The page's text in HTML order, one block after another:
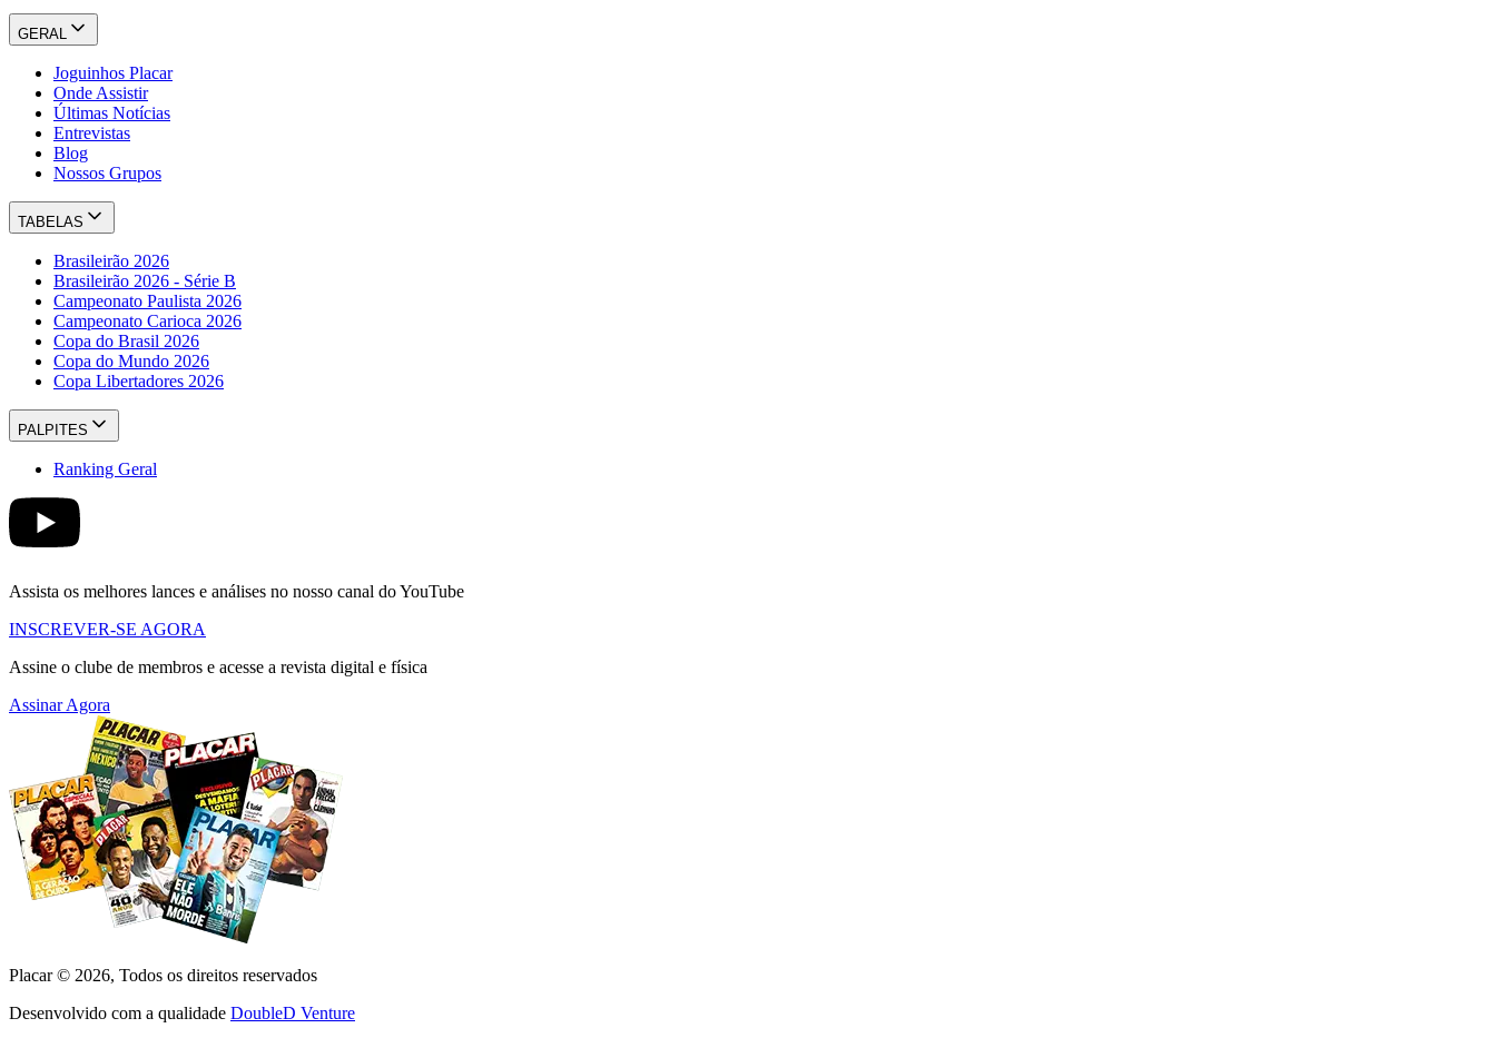
GERAL
Joguinhos Placar
Onde Assistir
Últimas Notícias
Entrevistas
Blog
Nossos Grupos
TABELAS
Brasileirão 2026
Brasileirão 2026 - Série B
Campeonato Paulista 2026
Campeonato Carioca 2026
Copa do Brasil 2026
Copa do Mundo 2026
Copa Libertadores 2026
PALPITES
Ranking Geral
Assista os melhores lances e análises no nosso canal do YouTube
INSCREVER-SE AGORA
Assine o clube de membros e acesse a revista digital e física
Assinar Agora
Placar © 2026, Todos os direitos reservados
Desenvolvido com a qualidade DoubleD Venture